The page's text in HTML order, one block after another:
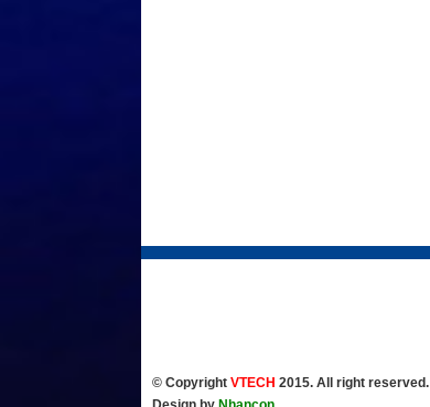
© CopyrightVTECH 2015. All right reserved.